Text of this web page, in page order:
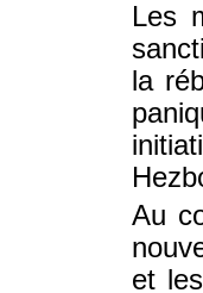
Les
la
Au
et